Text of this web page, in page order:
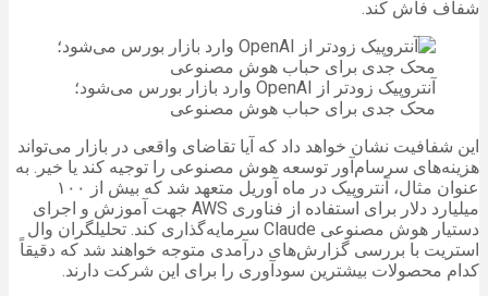
شفاف فاش کند.
آنتروپیک زودتر از OpenAI وارد بازار بورس می‌شود؛
محک جدی برای حباب هوش مصنوعی
این شفافیت نشان خواهد داد که آیا تقاضای واقعی در بازار می‌تواند
هزینه‌های سرسام‌آور توسعه هوش مصنوعی را توجیه کند یا خیر. به
عنوان مثال، آنتروپیک در ماه آوریل متعهد شد که بیش از ۱۰۰
میلیارد دلار برای استفاده از فناوری AWS جهت آموزش و اجرای
دستیار هوش مصنوعی Claude سرمایه‌گذاری کند. تحلیلگران وال
استریت با بررسی گزارش‌های درآمدی متوجه خواهند شد که دقیقاً
کدام محصولات بیشترین سودآوری را برای این شرکت دارند.